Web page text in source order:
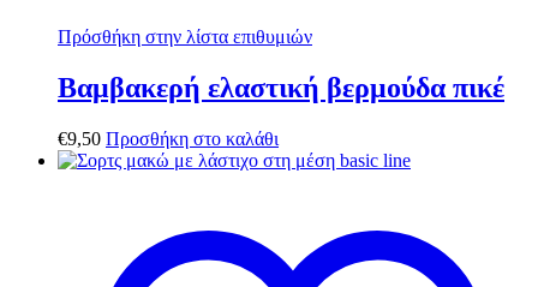
Πρόσθήκη στην λίστα επιθυμιών
Βαμβακερή ελαστική βερμούδα πικέ
€9,50 Προσθήκη στο καλάθι